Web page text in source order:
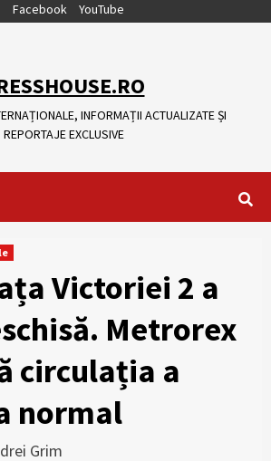
Facebook YouTube
INFORMAȚII ACTUALIZATE ȘI
REPORTAJE EXCLUSIVE
Victoriei 2 a
Metrorex
circulația a
normal
Grim